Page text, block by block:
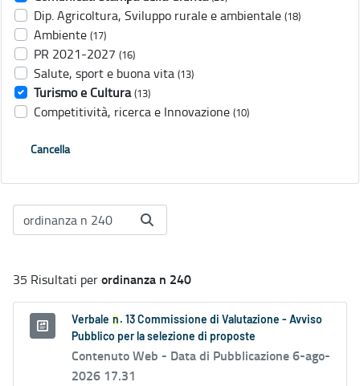
Dip. Agricoltura, Sviluppo rurale e ambientale (18)
Ambiente (17)
PR 2021-2027 (16)
Salute, sport e buona vita (13)
Turismo e Cultura (13)
Competitività, ricerca e Innovazione (10)
Cancella
35 Risultati perordinanza n 240
Verbale n . 13 Commissione di Valutazione - Avviso
Pubblico per la selezione di proposte
Contenuto Web - Data di Pubblicazione 6-ago-
2026 17.31